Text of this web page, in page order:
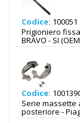
Codice: 100051
Prigioniero fissa
BRAVO - SI
Codice:
Serie massette
posteriore -